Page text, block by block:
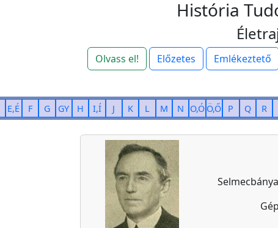
História
Olvass el! Előzetes Emlékeztető
E,É F G GY H I,Í J K L M N O,Ó Ö,Ő P Q R